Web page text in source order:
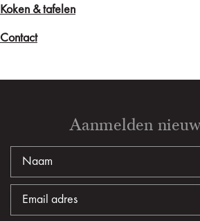
Koken & tafelen
Contact
Aanmelden